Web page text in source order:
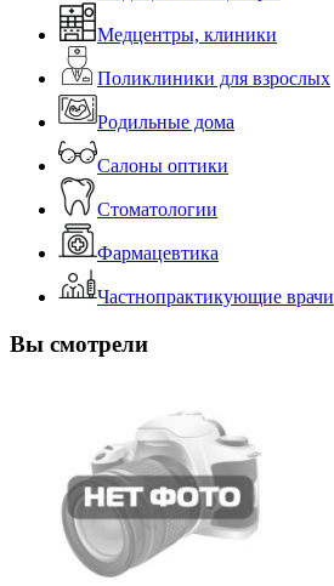
Медцентры, клиники
Поликлиники для взрослых
Родильные дома
Салоны оптики
Стоматологии
Фармацевтика
Частнопрактикующие врачи
Вы смотрели